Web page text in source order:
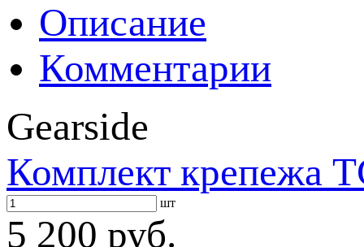
Описание
Комментарии
Gearside
Комплект крепежа
шт
5 200 руб.